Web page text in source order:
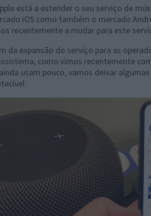
está a estender o seu serviço de
iOS como também o mercado
recentemente a mudar para este
da expansão do serviço para as
como vimos recentemente
usam pouco, vamos deixar